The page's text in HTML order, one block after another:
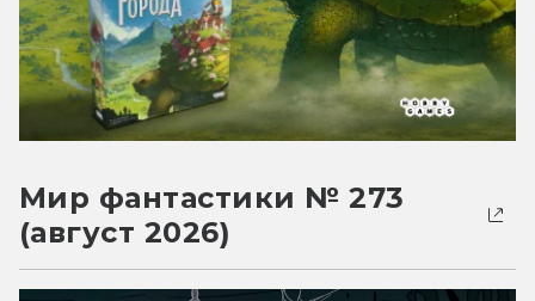
Мир фантастики № 273
(август 2026)